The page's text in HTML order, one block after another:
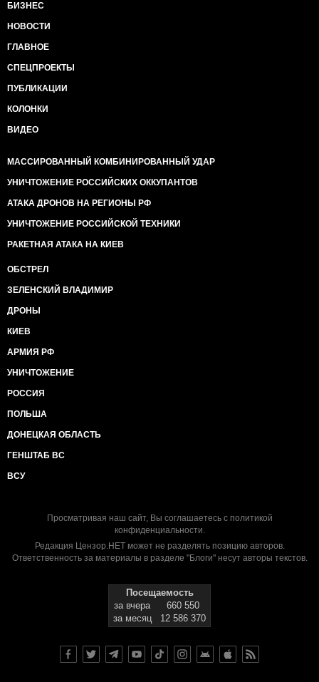
БИЗНЕС
НОВОСТИ
ГЛАВНОЕ
СПЕЦПРОЕКТЫ
ПУБЛИКАЦИИ
КОЛОНКИ
ВИДЕО
МАССИРОВАННЫЙ КОМБИНИРОВАННЫЙ УДАР
УНИЧТОЖЕНИЕ РОССИЙСКИХ ОККУПАНТОВ
АТАКА ДРОНОВ НА РЕГИОНЫ РФ
УНИЧТОЖЕНИЕ РОССИЙСКОЙ ТЕХНИКИ
РАКЕТНАЯ АТАКА НА КИЕВ
ОБСТРЕЛ
ЗЕЛЕНСКИЙ ВЛАДИМИР
ДРОНЫ
КИЕВ
АРМИЯ РФ
УНИЧТОЖЕНИЕ
РОССИЯ
ПОЛЬША
ДОНЕЦКАЯ ОБЛАСТЬ
ГЕНШТАБ ВС
ВСУ
Просматривая наш сайт, Вы соглашаетесь с политикой
конфиденциальности.
Редакция Цензор.НЕТ может не разделять позицию авторов.
Ответственность за материалы в разделе "Блоги" несут авторы текстов.
Посещаемость
за вчера
660 550
за месяц
12 586 370